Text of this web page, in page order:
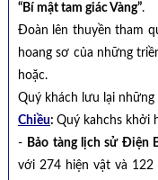
“Bí mật tam giác Vàng”.
Đoàn lên thuyền tham
hoang sơ của những
hoặc.
Quý khách lưu lại
Chiều: Quý kahchs khởi
- Bảo tàng lịch sử Điện
với 274 hiện vật và